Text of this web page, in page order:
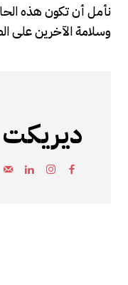
نأمل أن تكون هذه
وسلامة الآخرين على